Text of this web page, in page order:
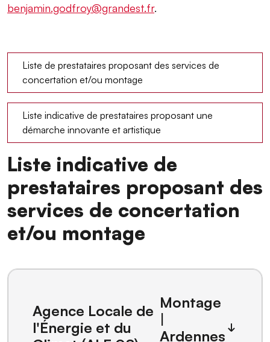
benjamin.godfroy@grandest.fr.
Liste de prestataires proposant des services de
concertation et/ou montage
Liste indicative de prestataires proposant une
démarche innovante et artistique
Liste indicative de
prestataires proposant des
services de concertation
et/ou montage
Agence Locale de
l'Énergie et du
Montage
|
Ardennes